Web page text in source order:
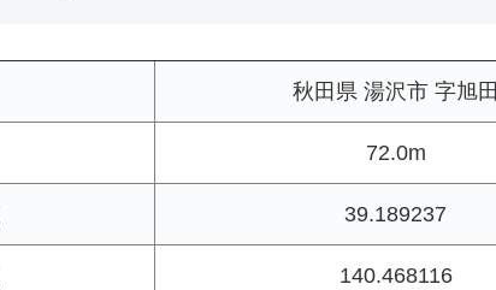
秋田県 湯沢市 字旭田
72.0m
39.189237
140.468116